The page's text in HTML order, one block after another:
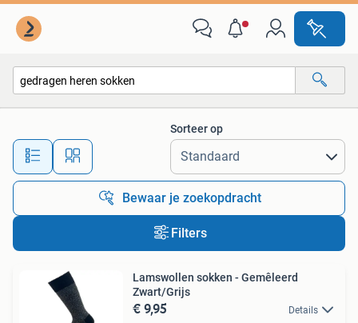
Alle afstanden…
Sorteer op
Bewaar je zoekopdracht
Filters
Lamswollen sokken - Gemêleerd
Zwart/Grijs
€ 9,95 Details